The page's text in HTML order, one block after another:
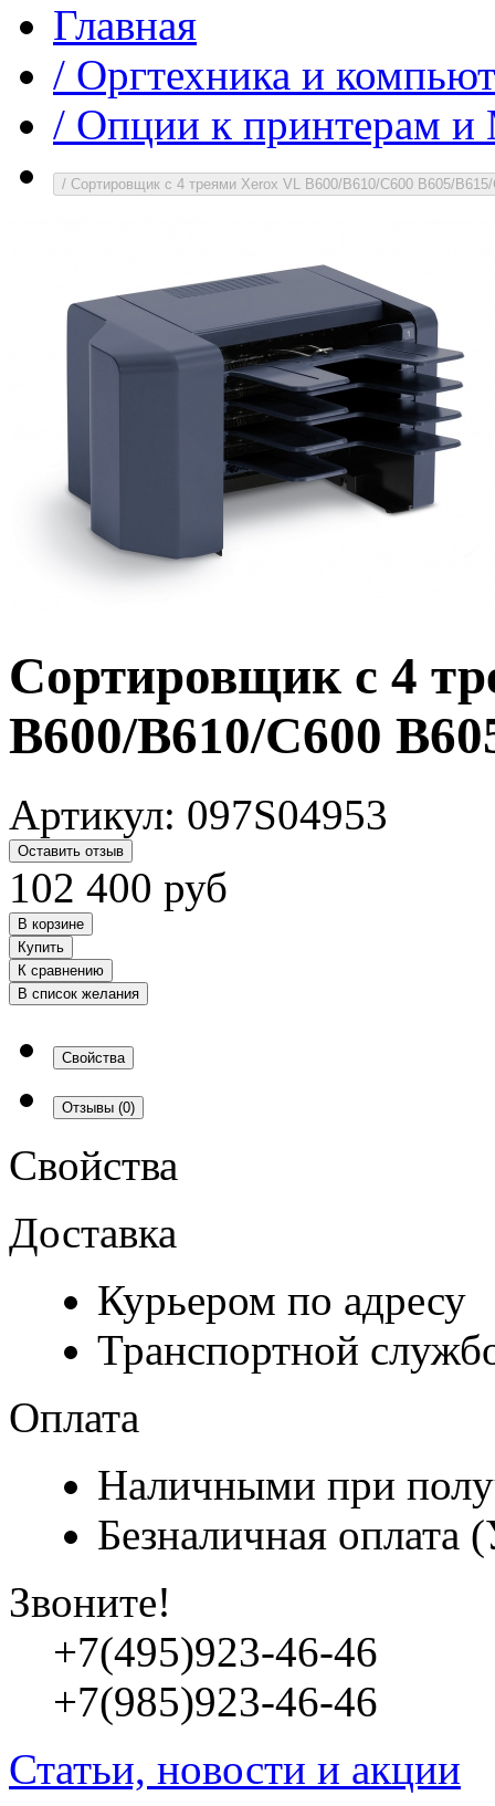
Главная
/ Оргтехника и
/ Опции к принтерам
/ Сортировщик с 4 треями Xerox VL B600/B610/C600 B605/B615/
Сортировщик с 4
B600/B610/C600
Артикул: 097S04953
Оставить отзыв
102 400 руб
В корзине
Купить
К сравнению
В список желания
Свойства
Отзывы (0)
Свойства
Доставка
Курьером по адресу
Транспортной
Оплата
Наличными при
Безналичная
Звоните!
+7(495)923-46-46
+7(985)923-46-46
Статьи, новости и акции